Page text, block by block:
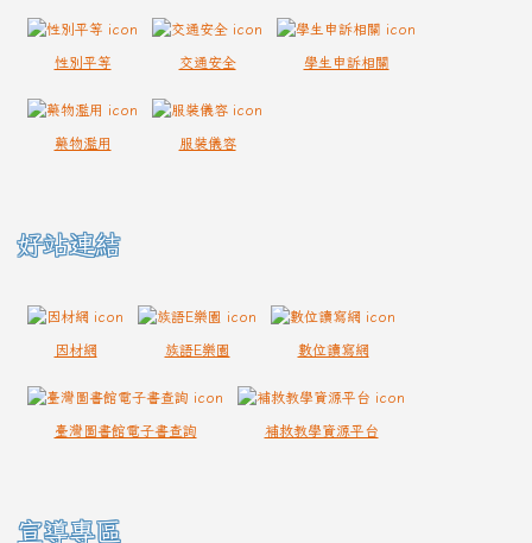
性別平等 交通安全 學生申訴相關
藥物濫用 服裝儀容
好站連結
因材網 族語E樂園 數位讀寫網
臺灣圖書館電子書查詢 補救教學資源平台
宣導專區